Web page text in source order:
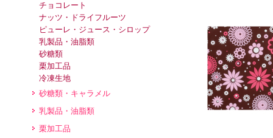
チョコレート
ナッツ・ドライフルーツ
ピューレ・ジュース・シロップ
乳製品・油脂類
砂糖類
栗加工品
冷凍生地
砂糖類・キャラメル
乳製品・油脂類
栗加工品